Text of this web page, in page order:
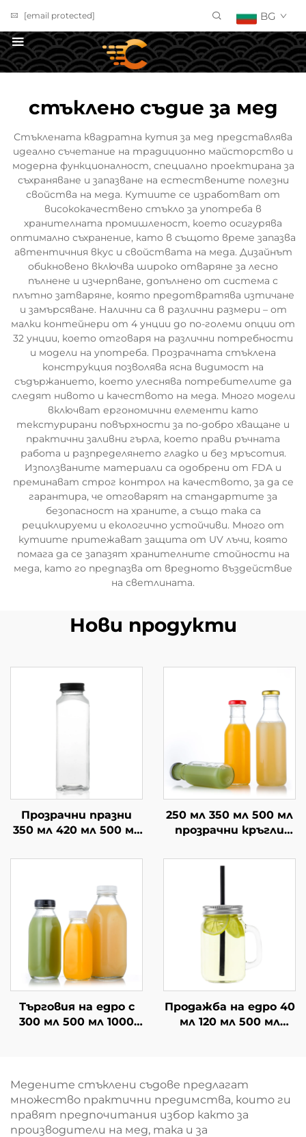
[email protected] BG
стъклено съдие за мед
Стъклената квадратна кутия за мед представлява
идеално съчетание на традиционно майсторство и
модерна функционалност, специално проектирана за
съхраняване и запазване на естествените полезни
свойства на меда. Кутиите се изработват от
висококачествено стъкло за употреба в
хранителната промишленост, което осигурява
оптимално съхранение, като в същото време запазва
автентичния вкус и свойствата на меда. Дизайнът
обикновено включва широко отваряне за лесно
пълнене и изчерпване, допълнено от система с
плътно затваряне, която предотвратява изтичане
и замърсяване. Налични са в различни размери – от
малки контейнери от 4 унции до по-големи опции от
32 унции, което отговаря на различни потребности
и модели на употреба. Прозрачната стъклена
конструкция позволява ясна видимост на
съдържанието, което улеснява потребителите да
следят нивото и качеството на меда. Много модели
включват ергономични елементи като
текстурирани повърхности за по-добро хващане и
практични заливни гърла, което прави ръчната
работа и разпределянето гладко и без мръсотия.
Използваните материали са одобрени от FDA и
преминават строг контрол на качеството, за да се
гарантира, че отговарят на стандартите за
безопасност на храните, а също така са
рециклируеми и екологично устойчиви. Много от
кутиите притежават защита от UV лъчи, която
помага да се запазят хранителните стойности на
меда, като го предпазва от вредното въздействие
на светлината.
Нови продукти
Прозрачни празни
350 мл 420 мл 500 мл
стъклени бутилки
250 мл 350 мл 500 мл
прозрачни кръгли
за напитки от мляко
Търговия на едро с
300 мл 500 мл 1000
Продажба на едро 40
мл 120 мл 500 мл
Медените стъклени съдове предлагат
множество практични предимства, които ги
правят предпочитания избор както за
производители на мед, така и за